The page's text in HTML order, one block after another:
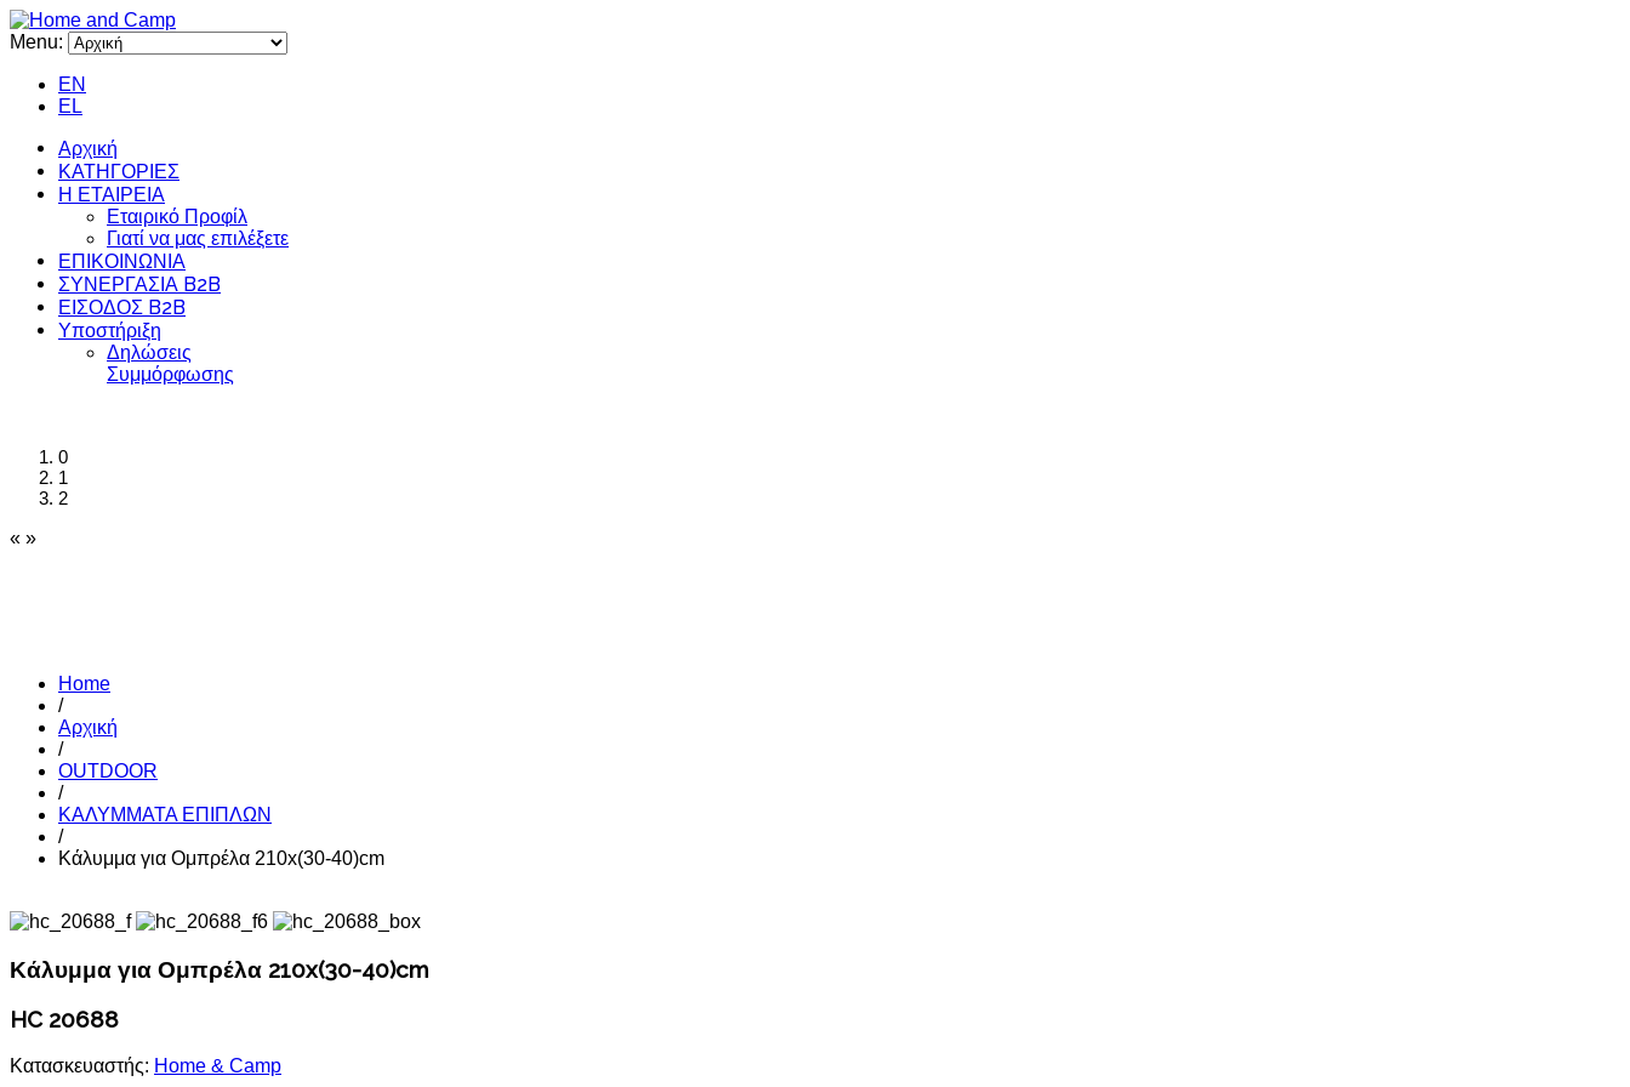
Menu:
EN
EL
Αρχική
ΚΑΤΗΓΟΡΙΕΣ
Η ΕΤΑΙΡΕΙΑ
Εταιρικό Προφίλ
Γιατί να μας επιλέξετε
ΕΠΙΚΟΙΝΩΝΙΑ
ΣΥΝΕΡΓΑΣΙΑ B2B
ΕΙΣΟΔΟΣ B2B
Υποστήριξη
Δηλώσεις
Συμμόρφωσης
0
1
2
« »
Home
/
Αρχική
/
OUTDOOR
/
ΚΑΛΥΜΜΑΤΑ ΕΠΙΠΛΩΝ
/
Κάλυμμα για Ομπρέλα 210x(30-40)cm
Κάλυμμα για Ομπρέλα 210x(30-40)cm
HC 20688
Κατασκευαστής: Home & Camp